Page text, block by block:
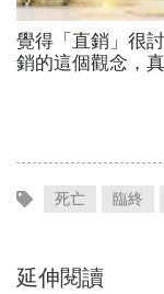
覺得「直銷」很
銷的這個觀念，
死亡 臨終
延伸閱讀